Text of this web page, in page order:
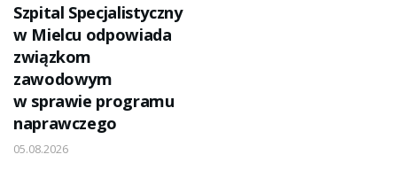
Szpital Specjalistyczny
w Mielcu odpowiada
związkom
zawodowym
w sprawie programu
naprawczego
05.08.2026